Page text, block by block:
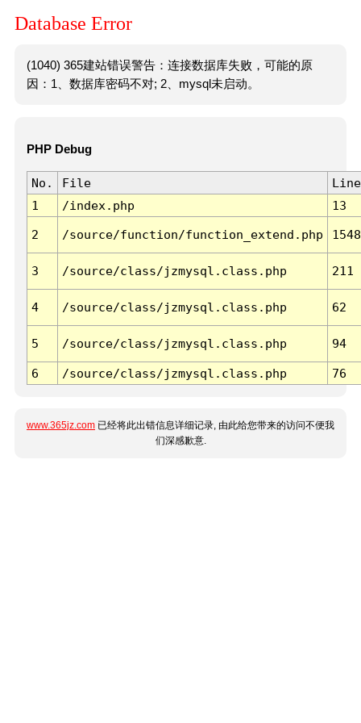
Database Error
(1040) 365建站错误警告：连接数据库失败，可能的原
因：1、数据库密码不对; 2、mysql未启动。
PHP Debug
No. File
Line
1
/index.php 13
2 /source/function/function_extend.php 1548
3 /source/class/jzmysql.class.php 211
4 /source/class/jzmysql.class.php 62
5 /source/class/jzmysql.class.php 94
6 /source/class/jzmysql.class.php 76
www.365jz.com 已经将此出错信息详细记录, 由此给您带来的访问不便我
们深感歉意.